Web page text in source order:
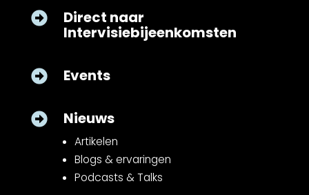
 Direct naar
Intervisiebijeenkomsten
 Events
 Nieuws
Artikelen
Blogs & ervaringen
Podcasts & Talks